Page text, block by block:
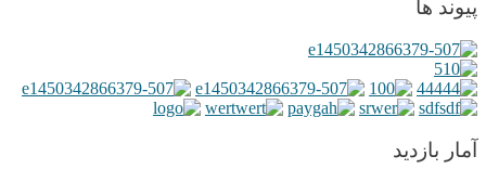
پیوند ها
آمار بازدید